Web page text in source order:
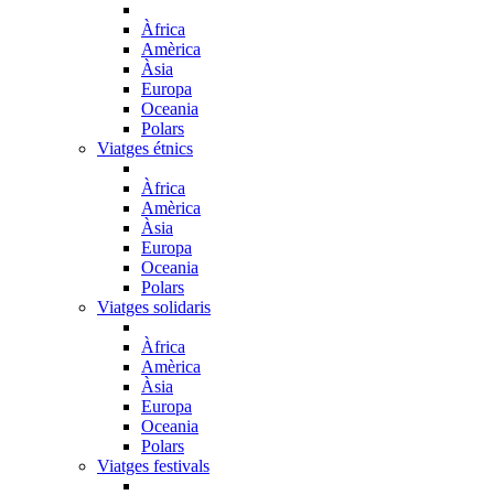
Àfrica
Amèrica
Àsia
Europa
Oceania
Polars
Viatges étnics
Àfrica
Amèrica
Àsia
Europa
Oceania
Polars
Viatges solidaris
Àfrica
Amèrica
Àsia
Europa
Oceania
Polars
Viatges festivals